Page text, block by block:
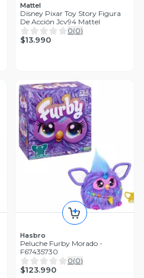
Mattel
Disney Pixar Toy Story Figura
De Acción Jcv94 Mattel
0(0)
$13.990
Hasbro
Peluche Furby Morado -
F67435730
0(0)
$123.990